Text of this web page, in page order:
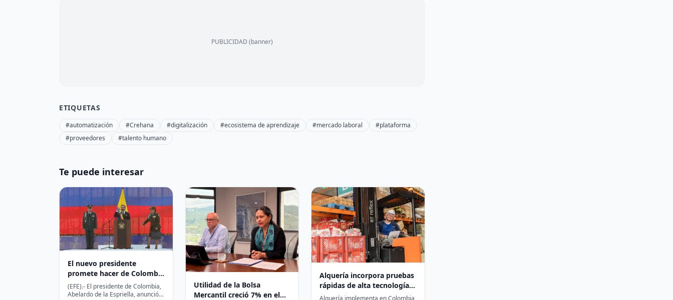
PUBLICIDAD (banner)
ETIQUETAS
#automatización #Crehana #digitalización #ecosistema de aprendizaje #mercado laboral
#plataforma
#proveedores
#talento humano
Te puede interesar
El nuevo presidente
promete hacer de Colombia
un país seguro para invertir
(EFE).- El presidente de Colombia,
Abelardo de la Espriella, anunció
Utilidad de la Bolsa
Mercantil creció 7% en el
Alquería incorpora pruebas
rápidas de alta tecnología
para garantizar que su
Alquería implementa en Colombia